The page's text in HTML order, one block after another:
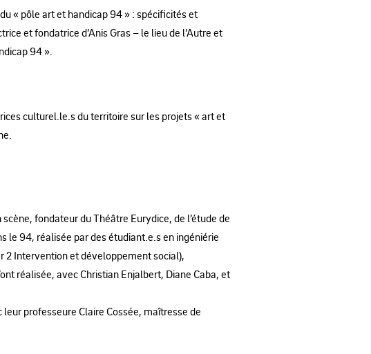
« pôle art et handicap 94 » : spécificités et
et fondatrice d’Anis Gras – le lieu de l’Autre et
94 ».
culturel.le.s du territoire sur les projets « art et
fondateur du Théâtre Eurydice, de l’étude de
le 94, réalisée par des étudiant.e.s en ingéniérie
2 Intervention et développement social),
réalisée, avec Christian Enjalbert, Diane Caba, et
professeure Claire Cossée, maîtresse de